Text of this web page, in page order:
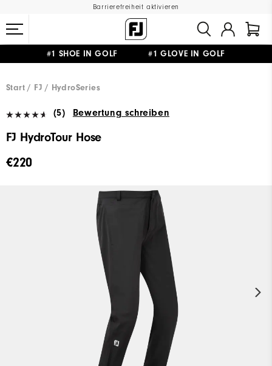
Barrierefreiheit aktivieren
#1 SHOE IN GOLF #1 GLOVE IN GOLF
Start
FJ HydroSeries
(5) Bewertung schreiben
FJ HydroTour Hose
€220